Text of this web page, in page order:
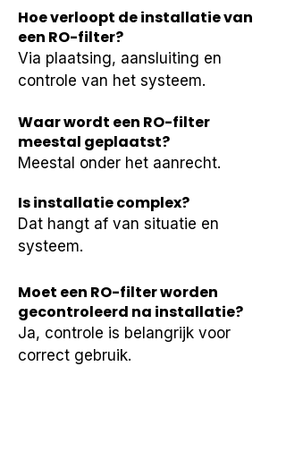
Hoe verloopt de installatie van
een RO-filter?
Via plaatsing, aansluiting en
controle van het systeem.
Waar wordt een RO-filter
meestal geplaatst?
Meestal onder het aanrecht.
Is installatie complex?
Dat hangt af van situatie en
systeem.
Moet een RO-filter worden
gecontroleerd na installatie?
Ja, controle is belangrijk voor
correct gebruik.